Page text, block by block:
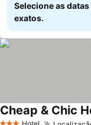
Selecione as
exatos.
Hotel
Cheap & Chic